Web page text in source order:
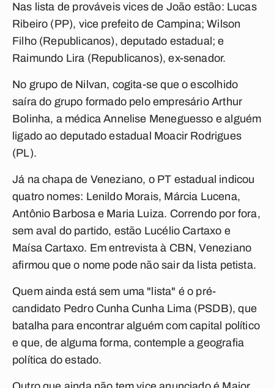
Nas lista de prováveis vices de João estão: Lucas
Ribeiro (PP), vice prefeito de Campina; Wilson
Filho (Republicanos), deputado estadual; e
Raimundo Lira (Republicanos), ex-senador.
No grupo de Nilvan, cogita-se que o escolhido
saíra do grupo formado pelo empresário Arthur
Bolinha, a médica Annelise Meneguesso e alguém
ligado ao deputado estadual Moacir Rodrigues
(PL).
Já na chapa de Veneziano, o PT estadual indicou
quatro nomes: Lenildo Morais, Márcia Lucena,
Antônio Barbosa e Maria Luiza. Correndo por fora,
sem aval do partido, estão Lucélio Cartaxo e
Maísa Cartaxo. Em entrevista à CBN, Veneziano
afirmou que o nome pode não sair da lista petista.
Quem ainda está sem uma "lista" é o pré-
candidato Pedro Cunha Cunha Lima (PSDB), que
batalha para encontrar alguém com capital político
e que, de alguma forma, contemple a geografia
política do estado.